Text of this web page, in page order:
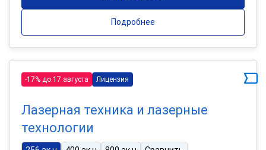
Подробнее
-17% до 17 августа Лицензия
Лазерная техника и лазерные
технологии